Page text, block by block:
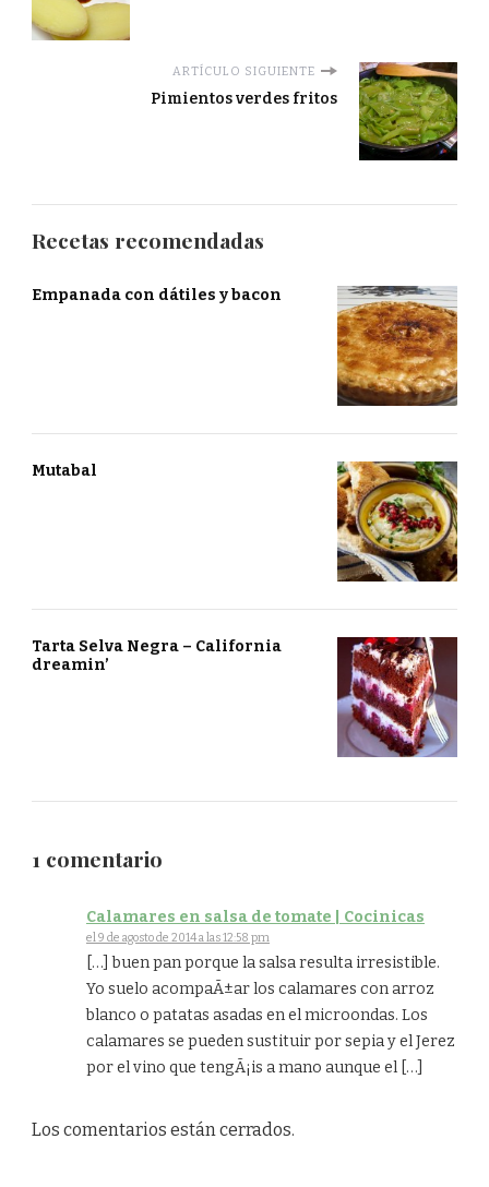
ARTÍCULO SIGUIENTE
Pimientos verdes fritos
Recetas recomendadas
Empanada con dátiles y bacon
Mutabal
Tarta Selva Negra – California
dreamin’
1 comentario
Calamares en salsa de tomate | Cocinicas
el 9 de agosto de 2014 a las 12:58 pm
[…] buen pan porque la salsa resulta irresistible.
Yo suelo acompaÃ±ar los calamares con arroz
blanco o patatas asadas en el microondas. Los
calamares se pueden sustituir por sepia y el Jerez
por el vino que tengÃ¡is a mano aunque el […]
Los comentarios están cerrados.